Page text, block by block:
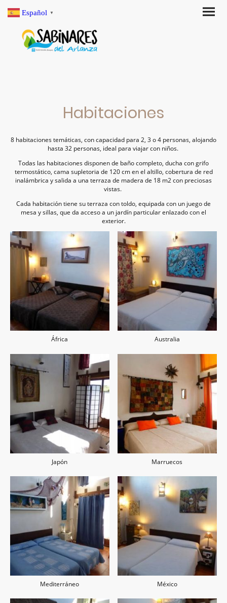
Habitaciones
8 habitaciones temáticas, con capacidad para 2, 3 o 4 personas, alojando
hasta 32 personas, ideal para viajar con niños.
Todas las habitaciones disponen de baño completo, ducha con grifo
termostático, cama supletoria de 120 cm en el altillo, cobertura de red
inalámbrica y salida a una terraza de madera de 18 m2 con preciosas
vistas.
Cada habitación tiene su terraza con toldo, equipada con un juego de
mesa y sillas, que da acceso a un jardín particular enlazado con el
exterior.
África Australia
Japón Marruecos
Mediterráneo México
Español ▼